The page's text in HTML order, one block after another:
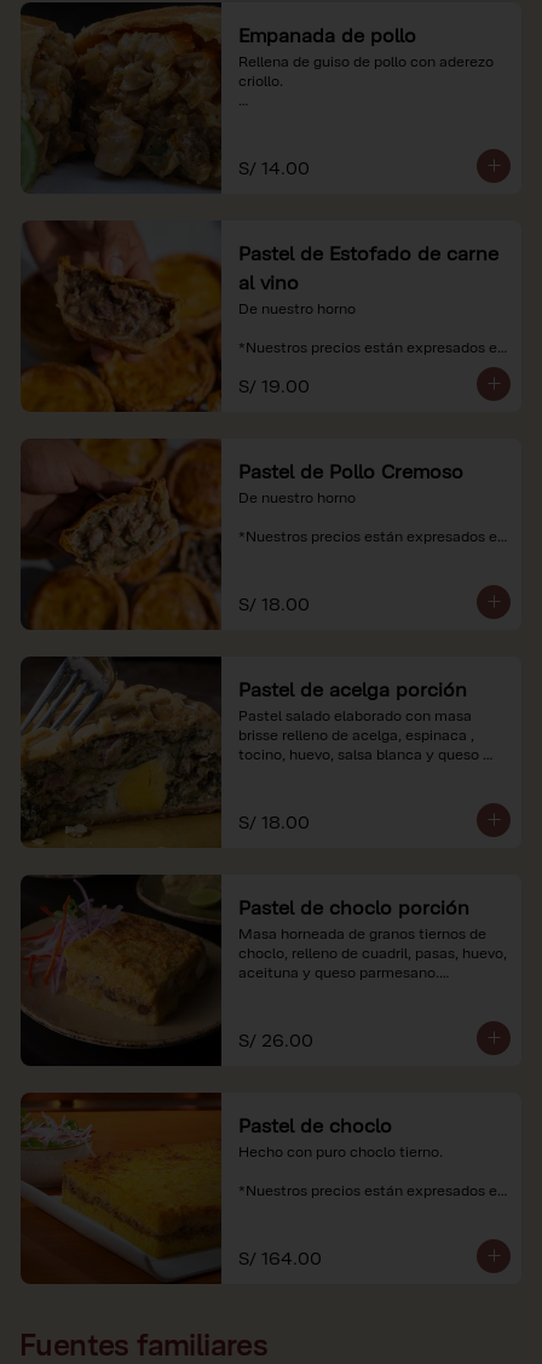
Empanada de pollo
Rellena de guiso de pollo con aderezo
criollo.
S/ 14.00
Pastel de Estofado de carne
al vino
De nuestro horno
*Nuestros precios están expresados en
recargo al consumo.
S/ 19.00
Pastel de Pollo Cremoso
De nuestro horno
*Nuestros precios están expresados en
S/ 18.00
Pastel de acelga porción
Pastel salado elaborado con masa
brisse relleno de acelga, espinaca ,
tocino, huevo, salsa blanca y queso
*Nuestros precios están expresados en
soles e incluyen impuestos de ley y
S/ 18.00
Pastel de choclo porción
Masa horneada de granos tiernos de
choclo, relleno de cuadril, pasas, huevo,
aceituna y queso parmesano.
soles e incluyen impuestos de ley y
recargo al consumo.
S/ 26.00
Pastel de choclo
Hecho con puro choclo tierno.
*Nuestros precios están expresados en
S/ 164.00
Fuentes familiares